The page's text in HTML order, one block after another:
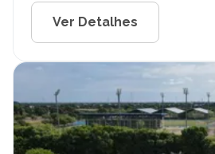
Ver Detalhes